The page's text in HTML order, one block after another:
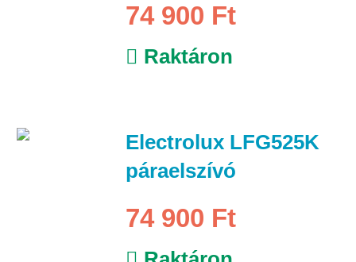
74 900 Ft
Raktáron
Electrolux LFG525K
páraelszívó
74 900 Ft